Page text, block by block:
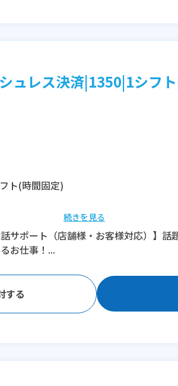
ュレス決済|1350|1シフ
ト(時間固定)
続きを見る
サポート（店舗様・お客様対応）】話
お仕事！...